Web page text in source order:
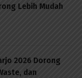
Lebih Mudah
2026 Dorong
dan